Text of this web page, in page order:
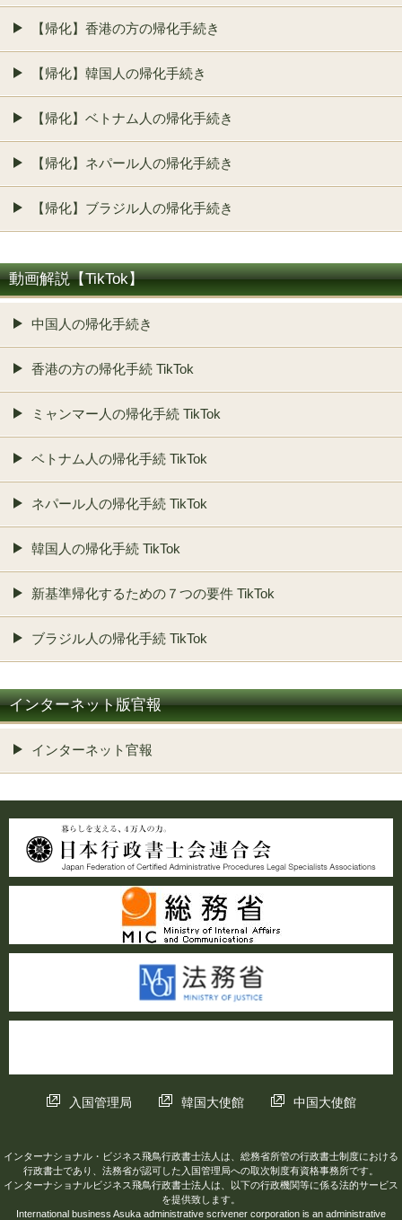
【帰化】香港の方の帰化手続き
【帰化】韓国人の帰化手続き
【帰化】ベトナム人の帰化手続き
【帰化】ネパール人の帰化手続き
【帰化】ブラジル人の帰化手続き
動画解説【TikTok】
中国人の帰化手続き
香港の方の帰化手続 TikTok
ミャンマー人の帰化手続 TikTok
ベトナム人の帰化手続 TikTok
ネパール人の帰化手続 TikTok
韓国人の帰化手続 TikTok
新基準帰化するための７つの要件 TikTok
ブラジル人の帰化手続 TikTok
インターネット版官報
インターネット官報
入国管理局 韓国大使館 中国大使館
インターナショナル・ビジネス飛鳥行政書士法人は、総務省所管の行政書士制度における
行政書士であり、法務省が認可した入国管理局への取次制度有資格事務所です。
インターナショナルビジネス飛鳥行政書士法人は、以下の行政機関等に係る法的サービス
を提供致します。
International business Asuka administrative scrivener corporation is an administrative